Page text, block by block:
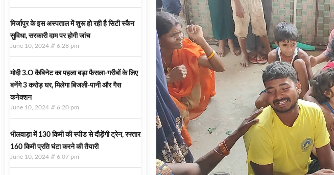
मिर्जापुर के इस अस्पताल में शुरू हो रही है सिटी स्कैन
सुविधा, सरकारी दाम पर होगी जांच
June 10, 2024 6:28 pm
मोदी 3.O कैबिनेट का पहला बड़ा फैसला-गरीबों के ल‍िए
बनेंगे 3 करोड़ घर, म‍िलेगा बिजली-पानी और गैस
कनेक्‍शन
June 10, 2024 6:20 pm
भीलवाड़ा में 130 किमी की स्पीड से दौड़ेंगी ट्रेन, रफ्तार
160 किमी प्रति घंटा करने की तैयारी
June 10, 2024 6:07 pm